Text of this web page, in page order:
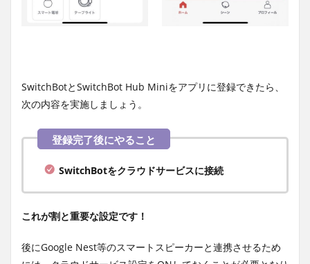
SwitchBotとSwitchBot Hub Miniをアプリに登録できたら、
次の内容を実施しましょう。
SwitchBotをクラウドサービスに接続
これが割と重要な設定です！
後にGoogle Nest等のスマートスピーカーと連携させるため